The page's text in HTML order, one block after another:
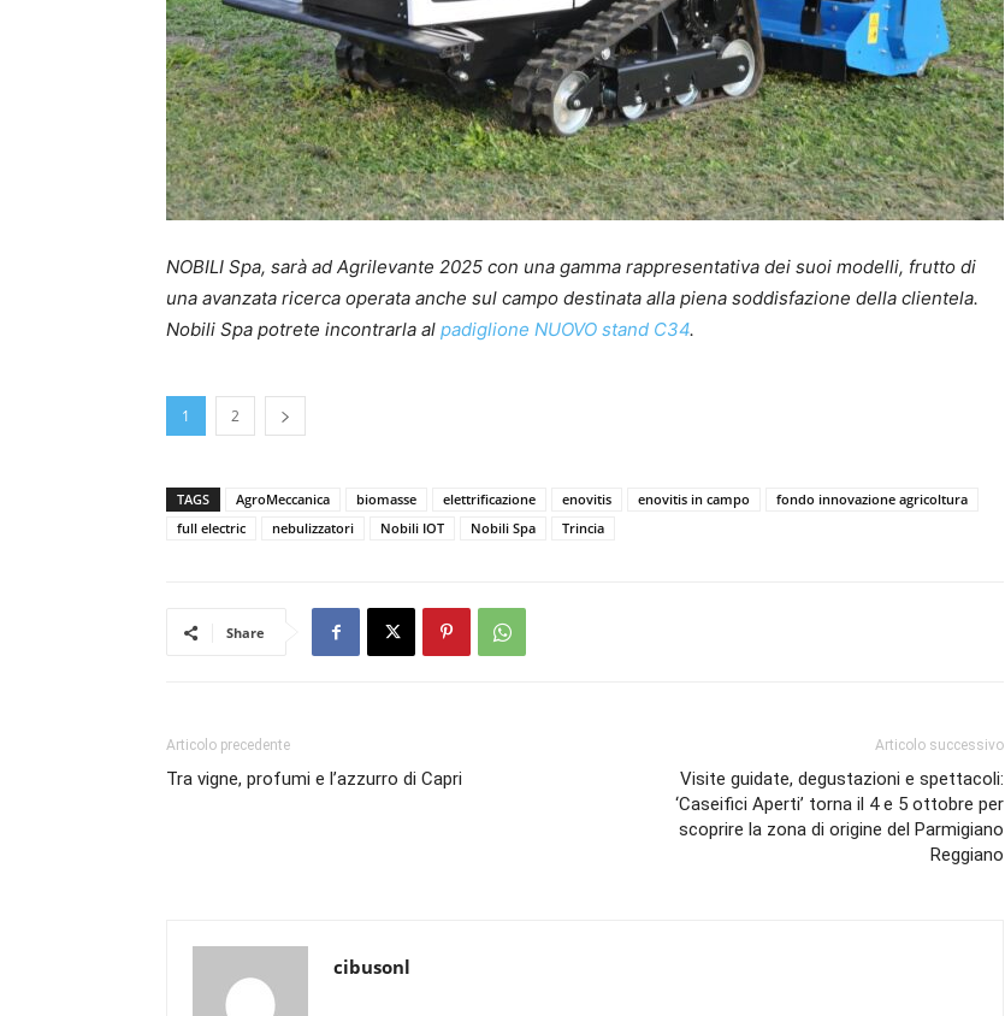
NOBILI Spa, sarà ad Agrilevante 2025 con una gamma rappresentativa dei suoi modelli, frutto di
una avanzata ricerca operata anche sul campo destinata alla piena soddisfazione della clientela.
Nobili Spa potrete incontrarla al padiglione NUOVO stand C34.
1 2
TAGS AgroMeccanica biomasse elettrificazione enovitis enovitis in campo
fondo innovazione agricoltura
full electric
nebulizzatori Nobili IOT Nobili Spa Trincia
Share
Articolo precedente
Tra vigne, profumi e l’azzurro di Capri
Articolo successivo
Visite guidate, degustazioni e spettacoli:
‘Caseifici Aperti’ torna il 4 e 5 ottobre per
scoprire la zona di origine del Parmigiano
Reggiano
cibusonl